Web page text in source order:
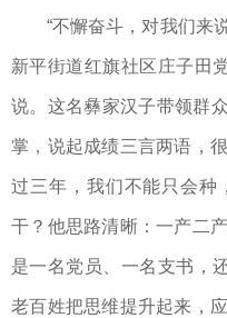
“不懈奋斗，对我们来
新平街道红旗社区庄子田
说。这名彝家汉子带领群
掌，说起成绩三言两语，
过三年，我们不能只会种
干？他思路清晰：一产二
是一名党员、一名支书，
老百姓把思维提升起来，